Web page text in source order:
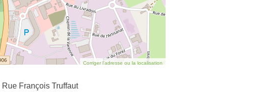
Corriger l’adresse ou la localisation
François Truffaut